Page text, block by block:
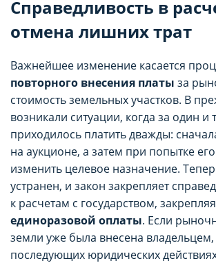
Справедливость в
отмена лишних трат
Важнейшее изменение касается
повторного внесения платы за
стоимость земельных участков. В
возникали ситуации, когда за один и
приходилось платить дважды:
на аукционе, а затем при попытке
изменить целевое назначение.
устранен, и закон закрепляет
к расчетам с государством,
единоразовой оплаты. Если
земли уже была внесена
последующих юридических